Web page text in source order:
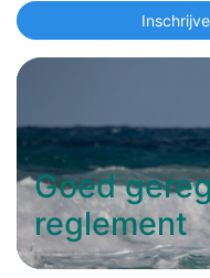
Goed
reglement